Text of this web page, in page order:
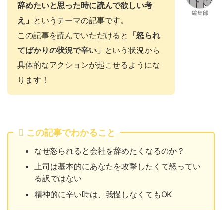
辞めたいと思った時に読んで欲しい考
え」 というテーマの記事です。
この記事を読んでいただけると 「怒られ
てばかりの状況で辛い」 という状況から
具体的なアクションが起こせるようにな
ります！
編集部
この記事でわかること
なぜ怒られると会社を辞めたくなるのか？
上司は基本的にあなたを攻撃したくて怒ってい
る訳ではない
精神的に辛い時は、我慢しなくてもOK